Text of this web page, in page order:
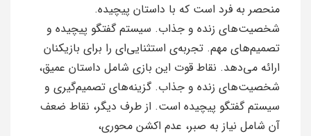
منحصر به فرد است که با داستان پیچیده.
شخصیت‌های زنده و جذاب. سیستم گفتگو پیچیده و
تصمیم‌های مهم. تجربه‌ی استثنایی‌ای را برای بازیکنان
ارائه می‌دهد. نقاط قوت این بازی شامل داستان عمیق،
شخصیت‌های زنده و جذاب. گزینه‌های تصمیم‌گیری و
سیستم گفتگو پیچیده است. از طرف دیگر، نقاط ضعف
آن شامل نیاز به صبر، عدم اکشن محوری،